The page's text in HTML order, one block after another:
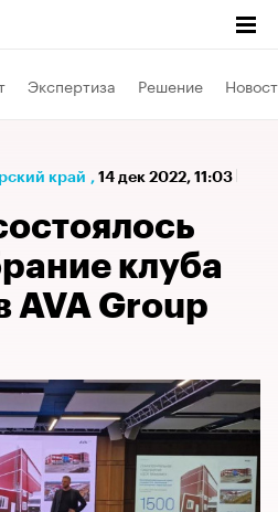
Экспертиза Решение
край , 14 дек 2022, 11:03
клуба
AVA Group